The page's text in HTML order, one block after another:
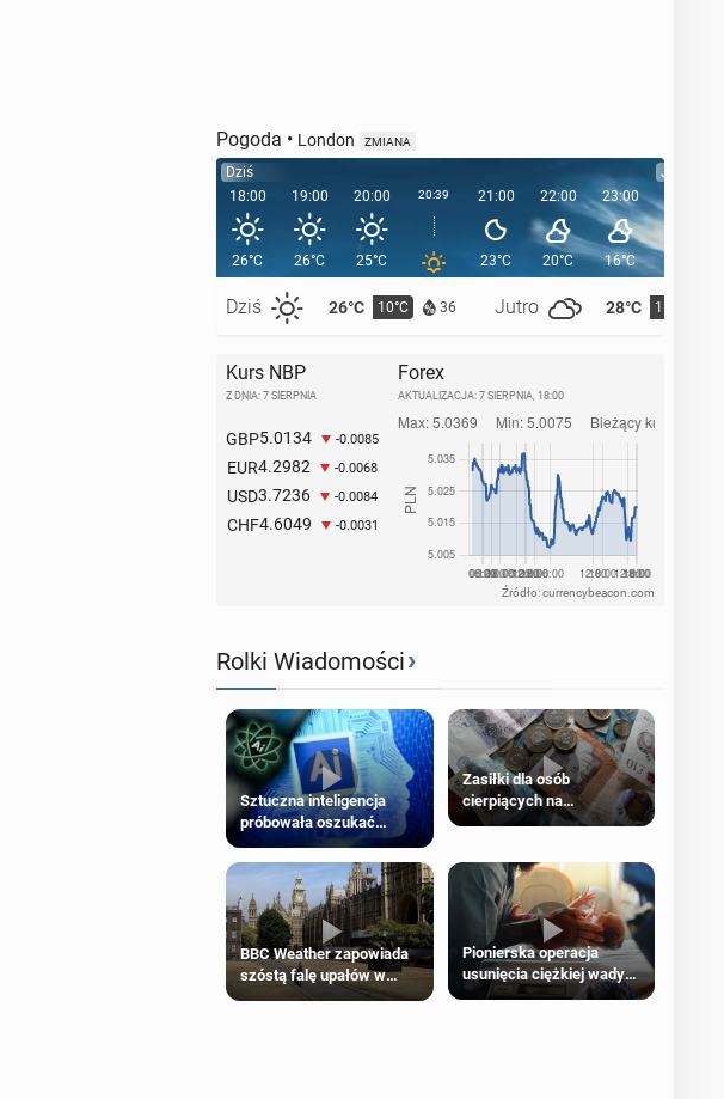
Pogoda • London ZMIANA
Dziś
18:00
26°C
Dziś 26°C 10°C 36 Jutro 28°C 11°C
19:00
26°C
20:00
25°C
20:39 21:00
23°C
22:00
20°C
23:00
16°C
Jutro
00:00
Kurs NBP
Z DNIA: 7 SIERPNIA
GBP5.0134 -0.0085
EUR4.2982 -0.0068
USD3.7236 -0.0084
CHF4.6049 -0.0031
Forex
AKTUALIZACJA: 7 SIERPNIA, 18:00
Źródło: currencybeacon.com
Rolki Wiadomości›
Sztuczna inteligencja
próbowała oszukać
człowieka
Zasiłki dla osób
cierpiących na
schorzenia psychiczne
BBC Weather zapowiada
szóstą falę upałów w
Londynie
Pionierska operacja
usunięcia ciężkiej wady
wrodzonej płodu w łonie